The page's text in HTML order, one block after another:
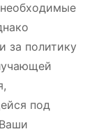
за политику
под